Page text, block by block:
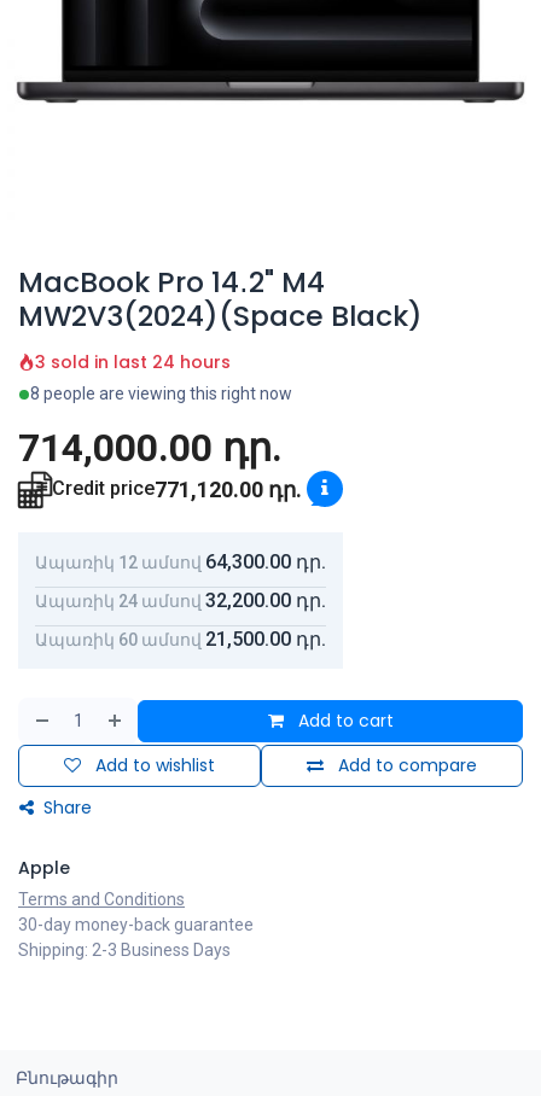
MacBook Pro 14․2" M4
MW2V3(2024)(Space Black)
3 sold in last 24 hours
8 people are viewing this right now
714,000.00 դր.
Credit price771,120.00 դր.
Ապառիկ 12 ամսով 64,300.00 դր.
Ապառիկ 24 ամսով 32,200.00 դր.
Ապառիկ 60 ամսով 21,500.00 դր.
Add to cart
Add to compare
Add to wishlist
Share
Apple
Terms and Conditions
30-day money-back guarantee
Shipping: 2-3 Business Days
Բնութագիր